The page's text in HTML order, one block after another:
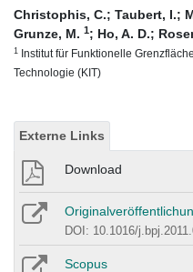
Christophis, C.; Taubert, I.;
Grunze, M. 1; Ho, A. D.;
1 Institut für Funktionelle
Technologie (KIT)
Externe Links
Download
DOI: 10.1016/
Scopus